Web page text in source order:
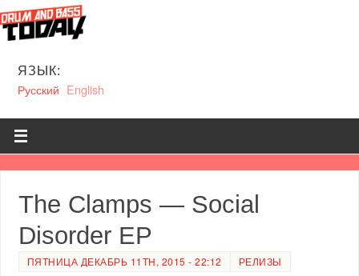
ЯЗЫК:
Русский English
The Clamps — Social
Disorder EP
ПЯТНИЦА ДЕКАБРЬ 11TH, 2015 - 22:12 РЕЛИЗЫ